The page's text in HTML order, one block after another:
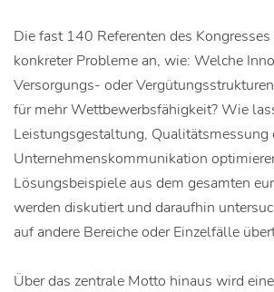
Die fast 140 Referenten des
konkreter Probleme an, wie: Welche
Versorgungs- oder
für mehr Wettbewerbsfähigkeit? Wie
Leistungsgestaltung, Qualitätsmessung
Unternehmenskommunikation
Lösungsbeispiele aus dem gesamten
werden diskutiert und daraufhin
auf andere Bereiche oder Einzelfälle
Über das zentrale Motto hinaus wird